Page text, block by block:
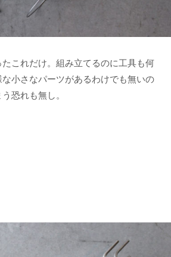
これだけ。組み立てるのに工具も何
小さなパーツがあるわけでも無いの
恐れも無し。